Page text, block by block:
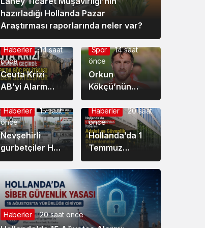
hazırladığı Hollanda Pazar
Araştırması raporlarında neler var?
Haberler
14 saat
önce
Ceuta Krizi
AB’yi Alarm
Durumuna
Geçirdi:
Avrupa’da Göç
Politikası
Yeniden
Sertleşiyor
Spor
14 saat
önce
Orkun
Kökçü’nün
kardeşi Ozan
Can Kökçü de
Türkiye’de
forma giyiyor
Haberler
15 saat
önce
Nevşehirli
gurbetçiler HGS
sistemindeki
oldu: Ödediği
ücreti görünce
şaşırdı, kaldı!
Haberler
20 saat
önce
Hollanda’da 1
Temmuz
2026’dan
İtibaren Adalet
ve Güvenlik
Alanında Yeni
Düzenlemeler
Yürürlüğe Girdi
Haberler 20 saat önce